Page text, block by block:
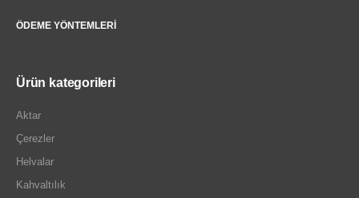
ÖDEME YÖNTEMLERI
Ürün kategorileri
Aktar
Çerezler
Helvalar
Kahvaltılık